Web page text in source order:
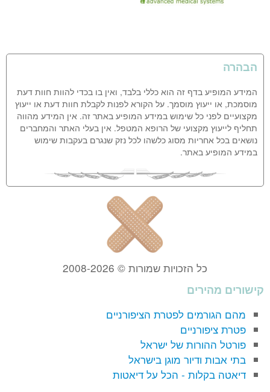
הבהרה
המידע המופיע בדף זה הוא כללי בלבד, ואין בו בכדי להוות חוות דעת
מוסמכת, או ייעוץ מוסמך. על הקורא לפנות לקבלת חוות דעת או ייעוץ
מקצועיים לפני כל שימוש במידע המופיע באתר זה. אין המידע מהווה
תחליף לייעוץ מקצועי של הרופא המטפל. אין בעלי האתר והמחברים
נושאים בכל אחריות מסוג כלשהו לכל נזק שנגרם בעקבות שימוש
במידע המופיע באתר.
כל הזכויות שמורות © 2008-2026
קישורים מהירים
מהם הגורמים לפטרת הציפורניים
פטרת ציפורניים
פורטל ההורות של ישראל
בתי אבות ודיור מוגן בישראל
דיאטה בקלות - הכל על דיאטות